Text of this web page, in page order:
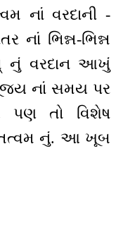
નાં વરદાની -
ભિન્ન-ભિન્ન
નું વરદાન આખું
નાં સમય પર
તો વિશેષ
નું. આ ખૂબ